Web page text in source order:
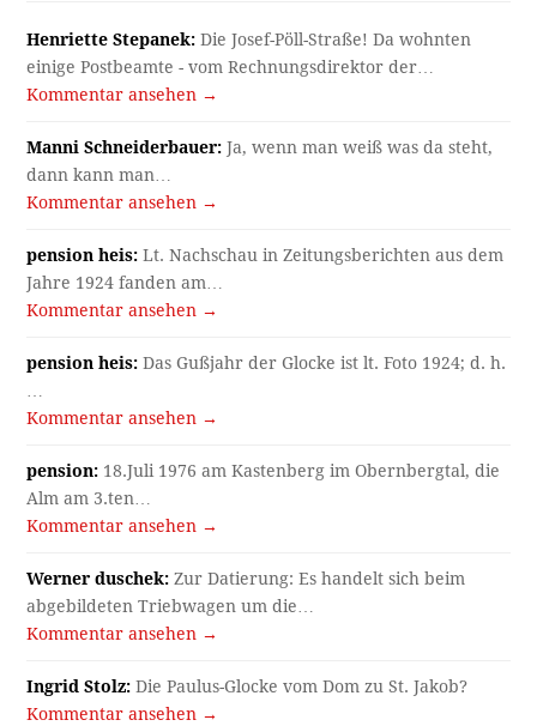
Henriette Stepanek: Die Josef-Pöll-Straße! Da wohnten
einige Postbeamte - vom Rechnungsdirektor der…
Kommentar ansehen →
Manni Schneiderbauer: Ja, wenn man weiß was da steht,
dann kann man…
Kommentar ansehen →
pension heis: Lt. Nachschau in Zeitungsberichten aus dem
Jahre 1924 fanden am…
Kommentar ansehen →
pension heis: Das Gußjahr der Glocke ist lt. Foto 1924; d. h.
…
Kommentar ansehen →
pension: 18.Juli 1976 am Kastenberg im Obernbergtal, die
Alm am 3.ten…
Kommentar ansehen →
Werner duschek: Zur Datierung: Es handelt sich beim
abgebildeten Triebwagen um die…
Kommentar ansehen →
Ingrid Stolz: Die Paulus-Glocke vom Dom zu St. Jakob?
Kommentar ansehen →